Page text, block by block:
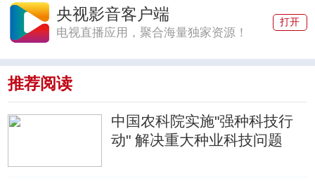
央视影音客户端
电视直播应用，聚合海量独家资源！
打开
推荐阅读
中国农科院实施"强种科技行
动" 解决重大种业科技问题